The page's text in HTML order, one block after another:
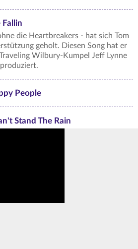
Fallin
die Heartbreakers - hat sich Tom
geholt. Diesen Song hat er
Wilbury-Kumpel Jeff Lynne
People
Stand The Rain